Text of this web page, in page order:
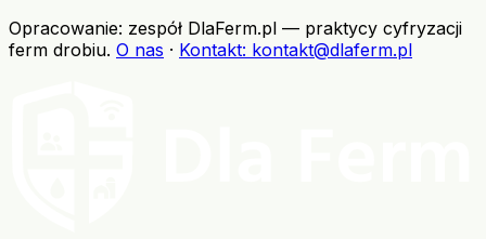
Opracowanie: zespół DlaFerm.pl — praktycy cyfryzacji
ferm drobiu. O nas · Kontakt: kontakt@dlaferm.pl